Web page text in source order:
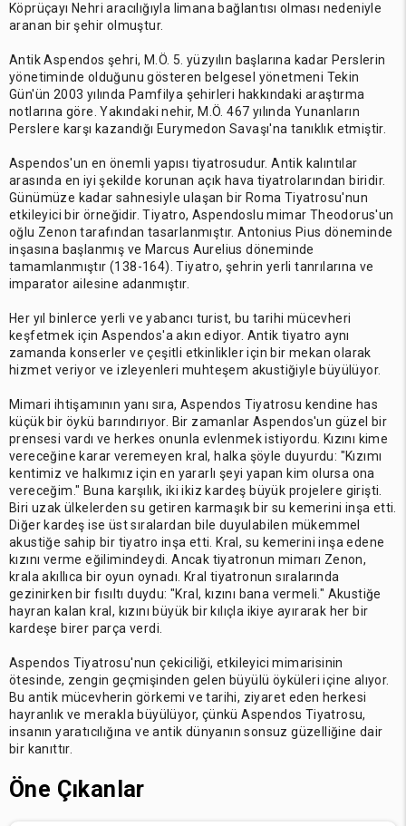
Köprüçayı Nehri aracılığıyla limana bağlantısı olması nedeniyle
aranan bir şehir olmuştur.
Antik Aspendos şehri, M.Ö. 5. yüzyılın başlarına kadar Perslerin
yönetiminde olduğunu gösteren belgesel yönetmeni Tekin
Gün'ün 2003 yılında Pamfilya şehirleri hakkındaki araştırma
notlarına göre. Yakındaki nehir, M.Ö. 467 yılında Yunanların
Perslere karşı kazandığı Eurymedon Savaşı'na tanıklık etmiştir.
Aspendos'un en önemli yapısı tiyatrosudur. Antik kalıntılar
arasında en iyi şekilde korunan açık hava tiyatrolarından biridir.
Günümüze kadar sahnesiyle ulaşan bir Roma Tiyatrosu'nun
etkileyici bir örneğidir. Tiyatro, Aspendoslu mimar Theodorus'un
oğlu Zenon tarafından tasarlanmıştır. Antonius Pius döneminde
inşasına başlanmış ve Marcus Aurelius döneminde
tamamlanmıştır (138-164). Tiyatro, şehrin yerli tanrılarına ve
imparator ailesine adanmıştır.
Her yıl binlerce yerli ve yabancı turist, bu tarihi mücevheri
keşfetmek için Aspendos'a akın ediyor. Antik tiyatro aynı
zamanda konserler ve çeşitli etkinlikler için bir mekan olarak
hizmet veriyor ve izleyenleri muhteşem akustiğiyle büyülüyor.
Mimari ihtişamının yanı sıra, Aspendos Tiyatrosu kendine has
küçük bir öykü barındırıyor. Bir zamanlar Aspendos'un güzel bir
prensesi vardı ve herkes onunla evlenmek istiyordu. Kızını kime
vereceğine karar veremeyen kral, halka şöyle duyurdu: "Kızımı
kentimiz ve halkımız için en yararlı şeyi yapan kim olursa ona
vereceğim." Buna karşılık, iki ikiz kardeş büyük projelere girişti.
Biri uzak ülkelerden su getiren karmaşık bir su kemerini inşa etti.
Diğer kardeş ise üst sıralardan bile duyulabilen mükemmel
akustiğe sahip bir tiyatro inşa etti. Kral, su kemerini inşa edene
kızını verme eğilimindeydi. Ancak tiyatronun mimarı Zenon,
krala akıllıca bir oyun oynadı. Kral tiyatronun sıralarında
gezinirken bir fısıltı duydu: "Kral, kızını bana vermeli." Akustiğe
hayran kalan kral, kızını büyük bir kılıçla ikiye ayırarak her bir
kardeşe birer parça verdi.
Aspendos Tiyatrosu'nun çekiciliği, etkileyici mimarisinin
ötesinde, zengin geçmişinden gelen büyülü öyküleri içine alıyor.
Bu antik mücevherin görkemi ve tarihi, ziyaret eden herkesi
hayranlık ve merakla büyülüyor, çünkü Aspendos Tiyatrosu,
insanın yaratıcılığına ve antik dünyanın sonsuz güzelliğine dair
bir kanıttır.
Öne Çıkanlar